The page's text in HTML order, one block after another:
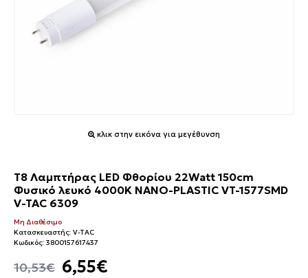
κλικ στην εικόνα για μεγέθυνση
T8 Λαμπτήρας LED Φθορίου 22Watt 150cm
Φυσικό λευκό 4000Κ NANO-PLASTIC VT-1577SMD
V-TAC 6309
6,55€
10,53€
Μη Διαθέσιμο
Κατασκευαστής: V-TAC
Κωδικός: 3800157617437